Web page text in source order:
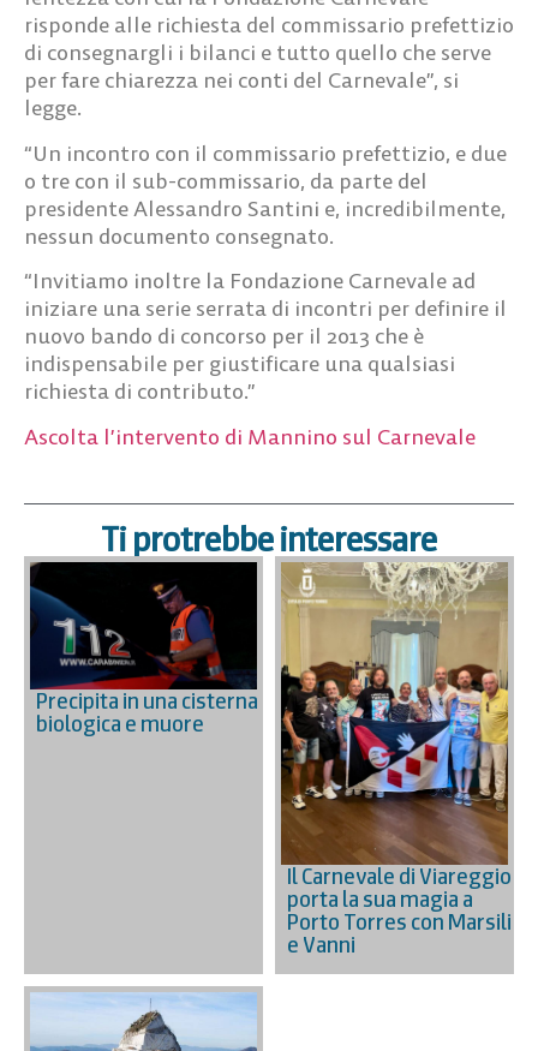
risponde alle richiesta del commissario prefettizio
di consegnargli i bilanci e tutto quello che serve
per fare chiarezza nei conti del Carnevale”, si
legge.
“Un incontro con il commissario prefettizio, e due
o tre con il sub-commissario, da parte del
presidente Alessandro Santini e, incredibilmente,
nessun documento consegnato.
“Invitiamo inoltre la Fondazione Carnevale ad
iniziare una serie serrata di incontri per definire il
nuovo bando di concorso per il 2013 che è
indispensabile per giustificare una qualsiasi
richiesta di contributo.”
Ascolta l’intervento di Mannino sul Carnevale
Ti protrebbe interessare
Precipita in una cisterna
biologica e muore
Il Carnevale di Viareggio
porta la sua magia a
Porto Torres con Marsili
e Vanni